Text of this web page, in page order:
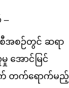
–
စီအစဉ်တွင် ဆရာ
အောင်မြင်
က် တက်ရောက်မည့်